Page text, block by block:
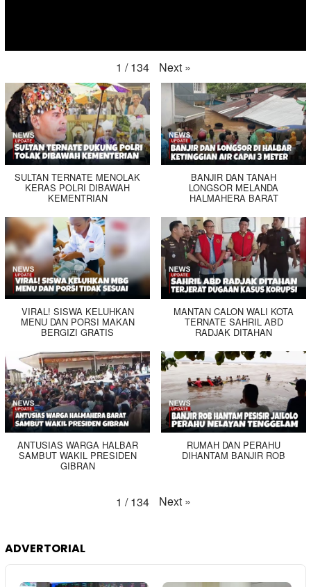
1 / 134 Next »
SULTAN TERNATE MENOLAK
KERAS POLRI DIBAWAH
KEMENTRIAN
BANJIR DAN TANAH
LONGSOR MELANDA
HALMAHERA BARAT
VIRAL! SISWA KELUHKAN
MENU DAN PORSI MAKAN
BERGIZI GRATIS
MANTAN CALON WALI KOTA
TERNATE SAHRIL ABD
RADJAK DITAHAN
ANTUSIAS WARGA HALBAR
SAMBUT WAKIL PRESIDEN
GIBRAN
RUMAH DAN PERAHU
DIHANTAM BANJIR ROB
1 / 134 Next »
ADVERTORIAL